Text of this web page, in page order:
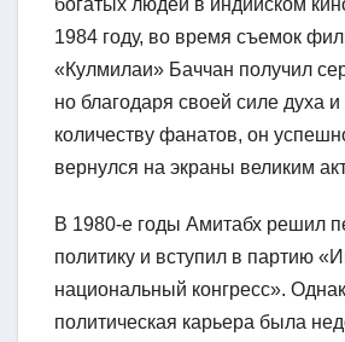
1984 году, во время съемок
«Кулмилаи» Баччан получил
но благодаря своей силе духа
количеству фанатов, он
вернулся на экраны великим
В 1980-е годы Амитабх решил
политику и вступил в партию
национальный конгресс».
политическая карьера была